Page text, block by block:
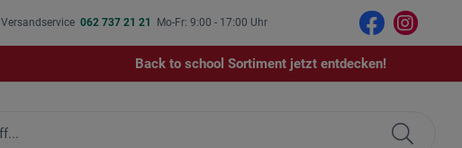
Versandservice 062 737 21 21 Mo-Fr: 9:00 - 17:00 Uhr
Back to school Sortiment jetzt entdecken!